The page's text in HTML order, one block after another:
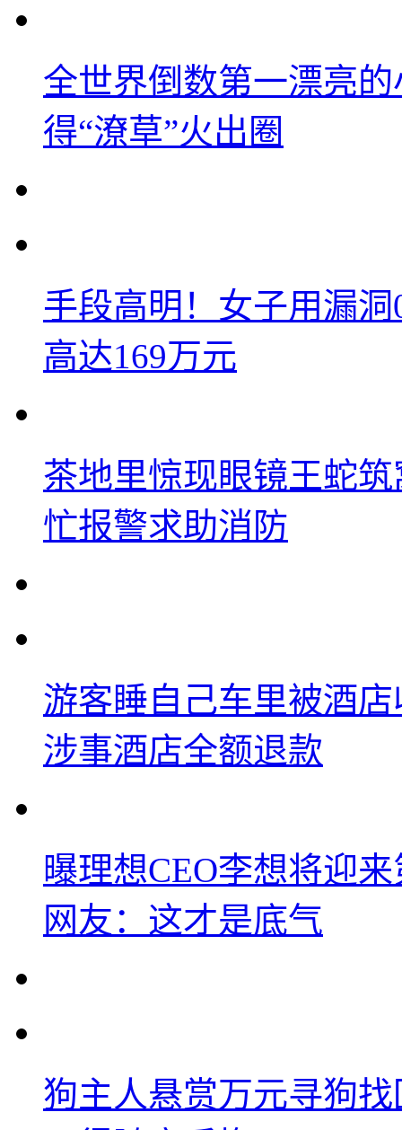
全世界倒数第一漂亮
得“潦草”火出圈
手段高明！女子用漏
高达169万元
茶地里惊现眼镜王蛇
忙报警求助消防
游客睡自己车里被酒
涉事酒店全额退款
曝理想CEO李想将迎
网友：这才是底气
狗主人悬赏万元寻狗